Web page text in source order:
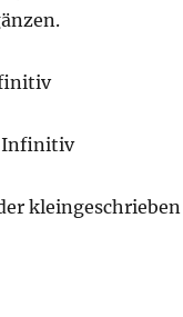
Infinitiv
kleingeschrieben